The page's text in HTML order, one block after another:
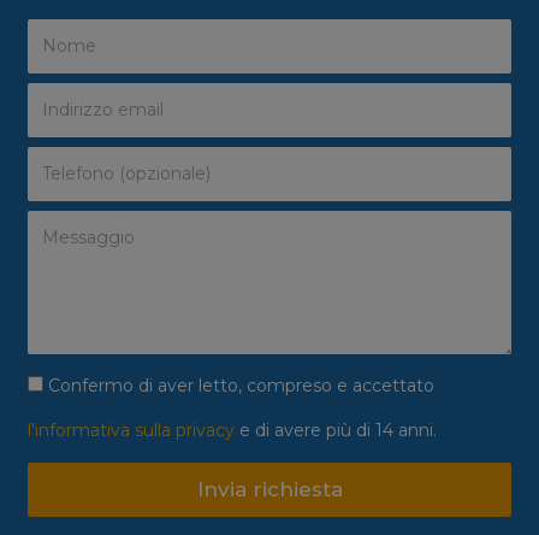
Confermo di aver letto, compreso e accettato
l'informativa sulla privacy e di avere più di 14 anni.
Invia richiesta